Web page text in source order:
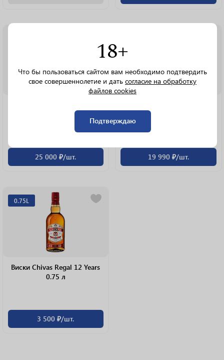
18+
Что бы пользоваться сайтом вам необходимо подтвердить
свое совершеннолетие и дать согласие на обработку
файлов cookies
Подтверждаю
25 000 ₽/шт.
Salute 21 Years 0.7л
19 990 ₽/шт.
0.75L
Виски Chivas Regal 12 Years
0.75 л
3 500 ₽/шт.